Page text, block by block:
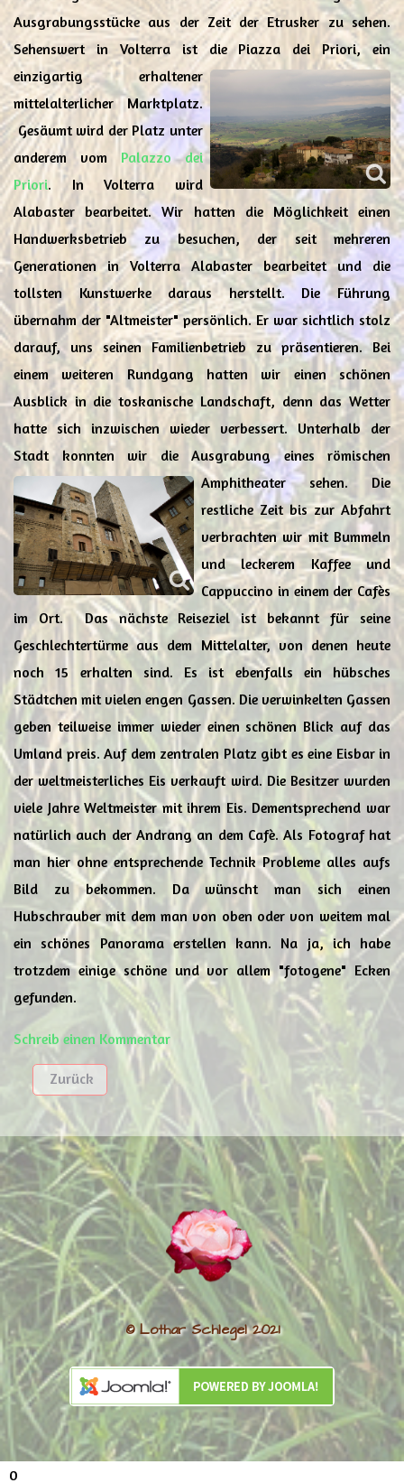
Ausgrabungsstücke aus der Zeit der Etrusker zu sehen.
Sehenswert in Volterra ist die Piazza dei Priori, ein
einzigartig erhaltener
mittelalterlicher Marktplatz.
Gesäumt wird der Platz unter
anderem vom Palazzo dei
Priori. In Volterra wird
Alabaster bearbeitet. Wir hatten die Möglichkeit einen
Handwerksbetrieb zu besuchen, der seit mehreren
Generationen in Volterra Alabaster bearbeitet und die
tollsten Kunstwerke daraus herstellt. Die Führung
übernahm der "Altmeister" persönlich. Er war sichtlich stolz
darauf, uns seinen Familienbetrieb zu präsentieren. Bei
einem weiteren Rundgang hatten wir einen schönen
Ausblick in die toskanische Landschaft, denn das Wetter
hatte sich inzwischen wieder verbessert. Unterhalb der
Stadt konnten wir die Ausgrabung eines römischen
Amphitheater sehen. Die
restliche Zeit bis zur Abfahrt
verbrachten wir mit Bummeln
und leckerem Kaffee und
Cappuccino in einem der Cafès
im Ort. Das nächste Reiseziel ist bekannt für seine
Geschlechtertürme aus dem Mittelalter, von denen heute
noch 15 erhalten sind. Es ist ebenfalls ein hübsches
Städtchen mit vielen engen Gassen. Die verwinkelten Gassen
geben teilweise immer wieder einen schönen Blick auf das
Umland preis. Auf dem zentralen Platz gibt es eine Eisbar in
der weltmeisterliches Eis verkauft wird. Die Besitzer wurden
viele Jahre Weltmeister mit ihrem Eis. Dementsprechend war
natürlich auch der Andrang an dem Cafè. Als Fotograf hat
man hier ohne entsprechende Technik Probleme alles aufs
Bild zu bekommen. Da wünscht man sich einen
Hubschrauber mit dem man von oben oder von weitem mal
ein schönes Panorama erstellen kann. Na ja, ich habe
trotzdem einige schöne und vor allem "fotogene" Ecken
gefunden.
0
Schreib einen Kommentar
Zurück
© Lothar Schlegel 2021